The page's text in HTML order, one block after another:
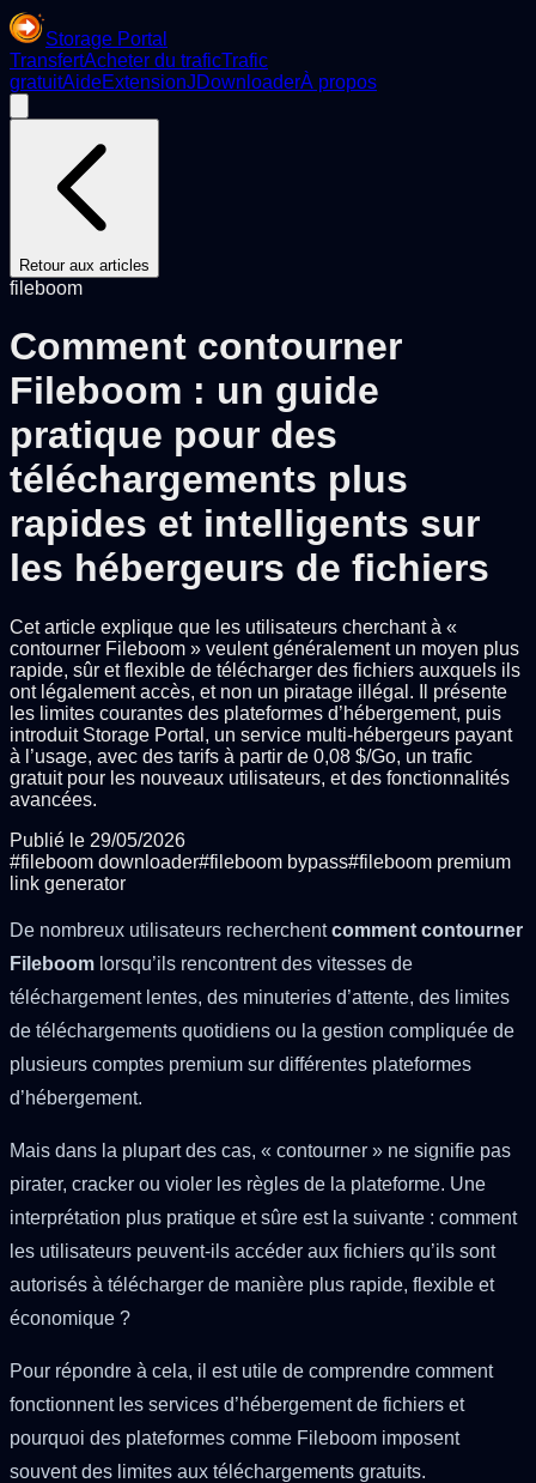
Storage Portal
TransfertAcheter du traficTrafic
gratuitAideExtensionJDownloaderÀ propos
Retour aux articles
fileboom
Comment contourner
Fileboom : un guide
pratique pour des
téléchargements plus
rapides et intelligents sur
les hébergeurs de fichiers
Cet article explique que les utilisateurs cherchant à «
contourner Fileboom » veulent généralement un moyen plus
rapide, sûr et flexible de télécharger des fichiers auxquels ils
ont légalement accès, et non un piratage illégal. Il présente
les limites courantes des plateformes d’hébergement, puis
introduit Storage Portal, un service multi-hébergeurs payant
à l’usage, avec des tarifs à partir de 0,08 $/Go, un trafic
gratuit pour les nouveaux utilisateurs, et des fonctionnalités
avancées.
Publié le 29/05/2026
#fileboom downloader#fileboom bypass#fileboom premium
link generator
De nombreux utilisateurs recherchentcomment contourner
Fileboom lorsqu’ils rencontrent des vitesses de
téléchargement lentes, des minuteries d’attente, des limites
de téléchargements quotidiens ou la gestion compliquée de
plusieurs comptes premium sur différentes plateformes
d’hébergement.
Mais dans la plupart des cas, « contourner » ne signifie pas
pirater, cracker ou violer les règles de la plateforme. Une
interprétation plus pratique et sûre est la suivante : comment
les utilisateurs peuvent-ils accéder aux fichiers qu’ils sont
autorisés à télécharger de manière plus rapide, flexible et
économique ?
Pour répondre à cela, il est utile de comprendre comment
fonctionnent les services d’hébergement de fichiers et
pourquoi des plateformes comme Fileboom imposent
souvent des limites aux téléchargements gratuits.